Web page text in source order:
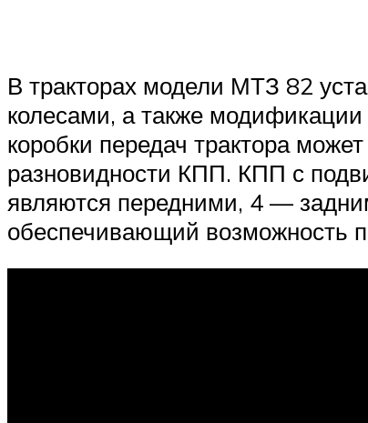
В тракторах модели МТЗ 82
колесами, а также
коробки передач трактора
разновидности КПП. КПП с
являются передними, 4 —
обеспечивающий возможность